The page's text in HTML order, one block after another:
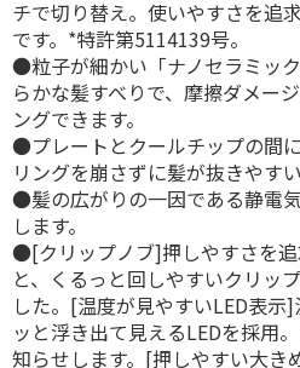
チで切り替え。使いやすさを追
です。*特許第5114139号。
●粒子が細かい「ナノセラミッ
らかな髪すべりで、摩擦ダメー
ングできます。
●プレートとクールチップの間
リングを崩さずに髪が抜きやすい
●髪の広がりの一因である静電
します。
●[クリップノブ]押しやすさを
と、くるっと回しやすいクリッ
した。[温度が見やすいLED表示
ッと浮き出て見えるLEDを採用
知らせします。[押しやすい大き